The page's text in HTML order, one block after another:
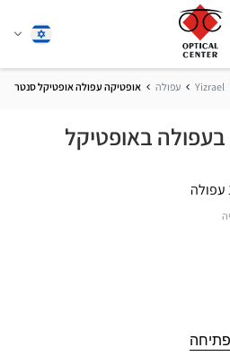
שנהעברית
Yizrael עפולה אופטיקה עפולה אופטיקל סנטר
באופטיקל